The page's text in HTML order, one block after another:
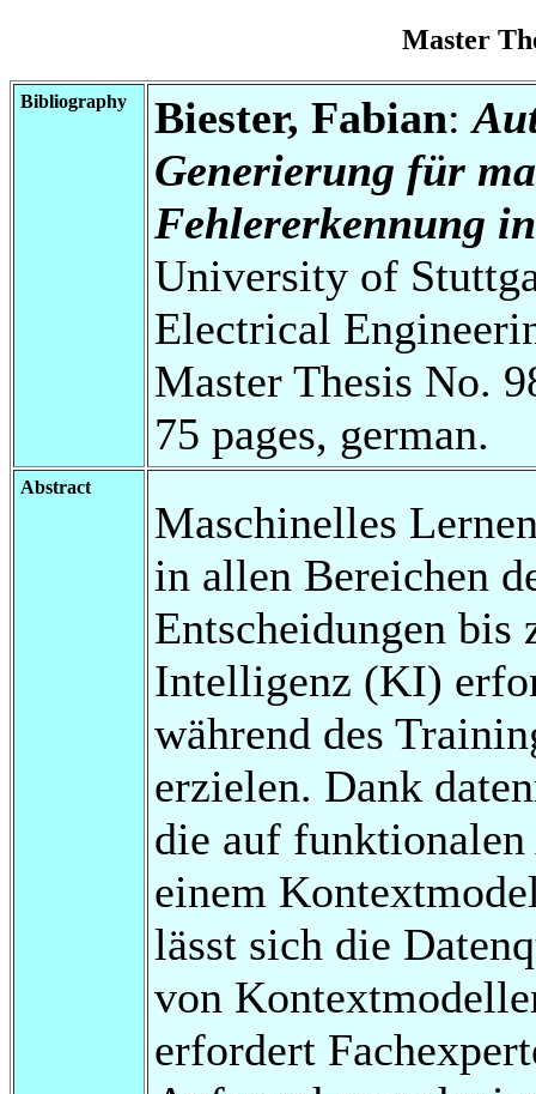
Master
Bibliography Biester, Fabian:
Generierung für
Fehlererkennung
University of
Electrical
Master Thesis No.
75 pages, german.
Abstract
Maschinelles
in allen Bereichen
Entscheidungen
Intelligenz (KI)
während des
erzielen. Dank
die auf funktionalen
einem
lässt sich die
von
erfordert